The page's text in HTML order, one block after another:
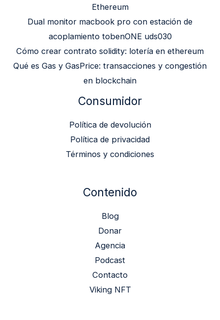
Ethereum
Dual monitor macbook pro con estación de
acoplamiento tobenONE uds030
Cómo crear contrato solidity: lotería en ethereum
Qué es Gas y GasPrice: transacciones y congestión
en blockchain
Consumidor
Política de devolución
Política de privacidad
Términos y condiciones
Contenido
Blog
Donar
Agencia
Podcast
Contacto
Viking NFT